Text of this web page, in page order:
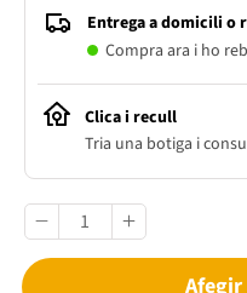
Entrega a domicili o
Compra ara i ho
Clica i recull
Tria una botiga i